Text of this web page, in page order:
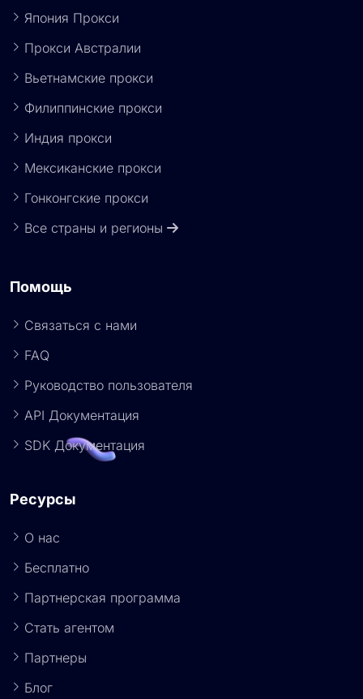
Япония Прокси
Прокси Австралии
Вьетнамские прокси
Филиппинские прокси
Индия прокси
Мексиканские прокси
Гонконгские прокси
Все страны и регионы
Помощь
Связаться с нами
FAQ
Руководство пользователя
API Документация
SDK Документация
Ресурсы
О нас
Бесплатно
Партнерская программа
Стать агентом
Партнеры
Блог